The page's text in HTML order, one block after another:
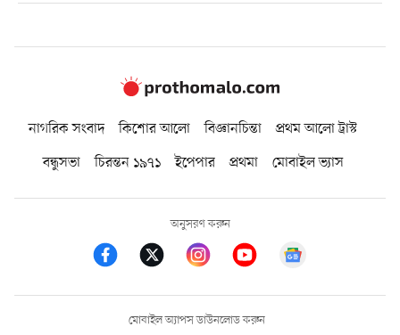
নাগরিক সংবাদ কিশোর আলো বিজ্ঞানচিন্তা
প্রথম আলো ট্রাস্ট
বন্ধুসভা
চিরন্তন ১৯৭১ ইপেপার প্রথমা মোবাইল ভ্যাস
অনুসরণ করুন
মোবাইল অ্যাপস ডাউনলোড করুন